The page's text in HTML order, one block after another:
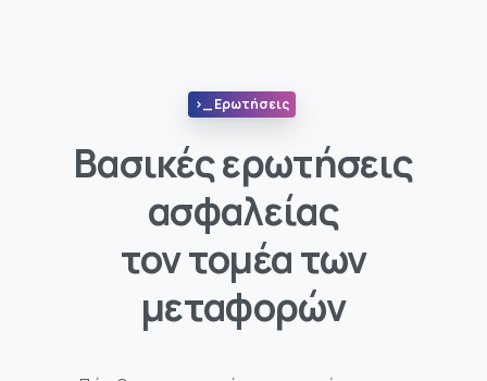
>_ Ερωτήσεις
Βασικές ερωτήσεις
ασφαλείας
τον τομέα των
μεταφορών